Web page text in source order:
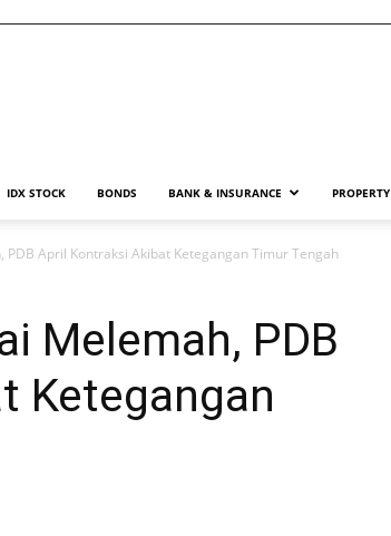
IDX STOCK BONDS BANK & INSURANCE PROPERTY
April Kontraksi Akibat Ketegangan Timur Tengah
Melemah, PDB
Ketegangan